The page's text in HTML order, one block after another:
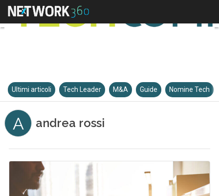
Ultimi articoli Tech Leader M&A Guide Nomine Tech
A andrea rossi